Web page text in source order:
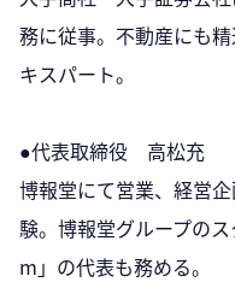
務に従事。不動産にも
キスパート。
●代表取締役 高松充
博報堂にて営業、経営
験。博報堂グループの
m」の代表も務める。